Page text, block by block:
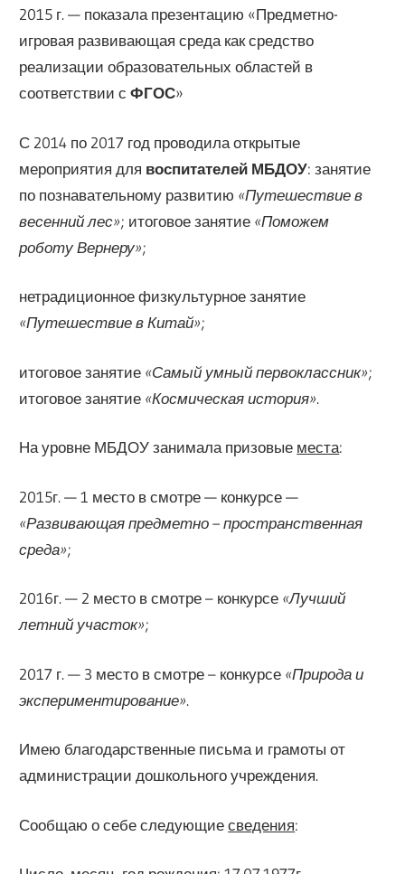
2015 г. — показала презентацию «Предметно-
игровая развивающая среда как средство
реализации образовательных областей в
соответствии сФГОС»
С 2014 по 2017 год проводила открытые
мероприятия для воспитателей МБДОУ: занятие
по познавательному развитию «Путешествие в
весенний лес»; итоговое занятие «Поможем
роботу Вернеру»;
нетрадиционное физкультурное занятие
«Путешествие в Китай»;
итоговое занятие «Самый умный первоклассник»;
итоговое занятие «Космическая история».
На уровне МБДОУ занимала призовые места:
2015г. — 1 место в смотре — конкурсе —
«Развивающая предметно – пространственная
среда»;
2016г. — 2 место в смотре – конкурсе «Лучший
летний участок»;
2017 г. — 3 место в смотре – конкурсе «Природа и
экспериментирование».
Имею благодарственные письма и грамоты от
администрации дошкольного учреждения.
Сообщаю о себе следующиесведения: